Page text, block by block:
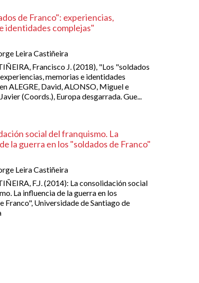
de Franco": experiencias,
identidades complejas"
Leira Castiñeira
Francisco J. (2018), "Los "soldados
memorias e identidades
ALEGRE, David, ALONSO, Miguel e
(Coords.), Europa desgarrada. Gue...
social del franquismo. La
la guerra en los "soldados de Franco"
Leira Castiñeira
F.J. (2014): La consolidación social
La influencia de la guerra en los
Franco", Universidade de Santiago de